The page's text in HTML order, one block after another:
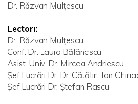
Dr. Răzvan Mulțescu
Lectori:
Dr. Răzvan Mulțescu
Conf. Dr. Laura Bălănescu
Asist. Univ. Dr. Mircea Andriescu
Șef Lucrări Dr. Dr. Cătălin-Ion
Șef Lucrări Dr. Ștefan Rascu